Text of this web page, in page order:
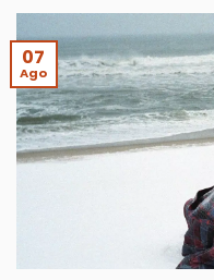
07
Ago